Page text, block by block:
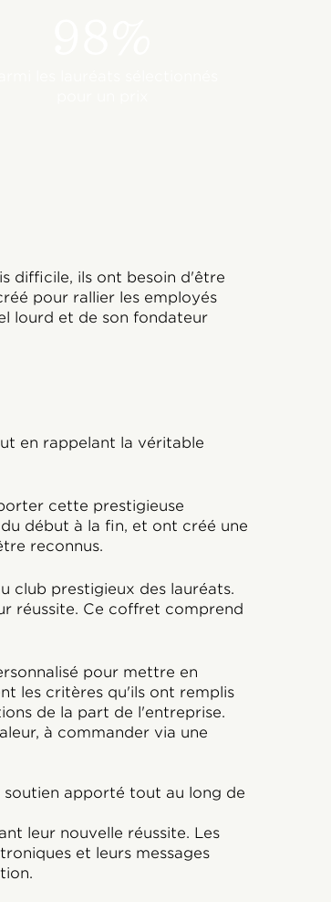
difficile, ils ont besoin d'être
pour rallier les employés
lourd et de son fondateur
en rappelant la véritable
cette prestigieuse
début à la fin, et ont créé une
reconnus.
club prestigieux des lauréats.
réussite. Ce coffret comprend
pour mettre en
les critères qu'ils ont remplis
de la part de l'entreprise.
à commander via une
apporté tout au long de
leur nouvelle réussite. Les
et leurs messages